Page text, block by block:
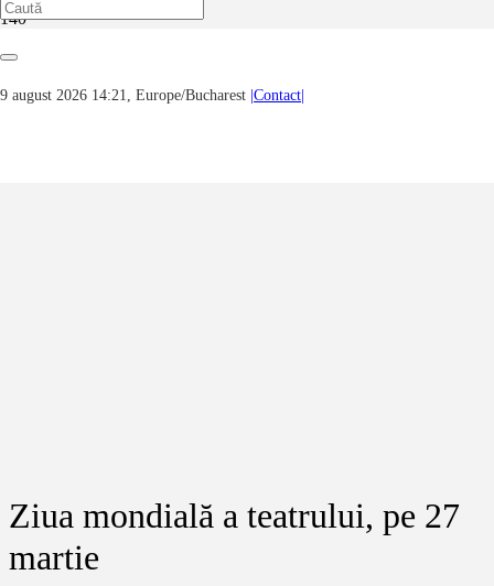
9 august 2026 14:21, Europe/Bucharest |Contact|
Cinema & Teatru
Ziua mondială a teatrului, pe 27
martie